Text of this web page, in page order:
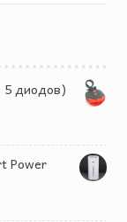
5 диодов)
Power